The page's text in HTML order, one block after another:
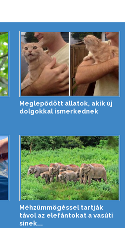
Meglepődött állatok, akik új
dolgokkal ismerkednek
Méhzümmögéssel tartják
távol az elefántokat a vasúti
sínek...